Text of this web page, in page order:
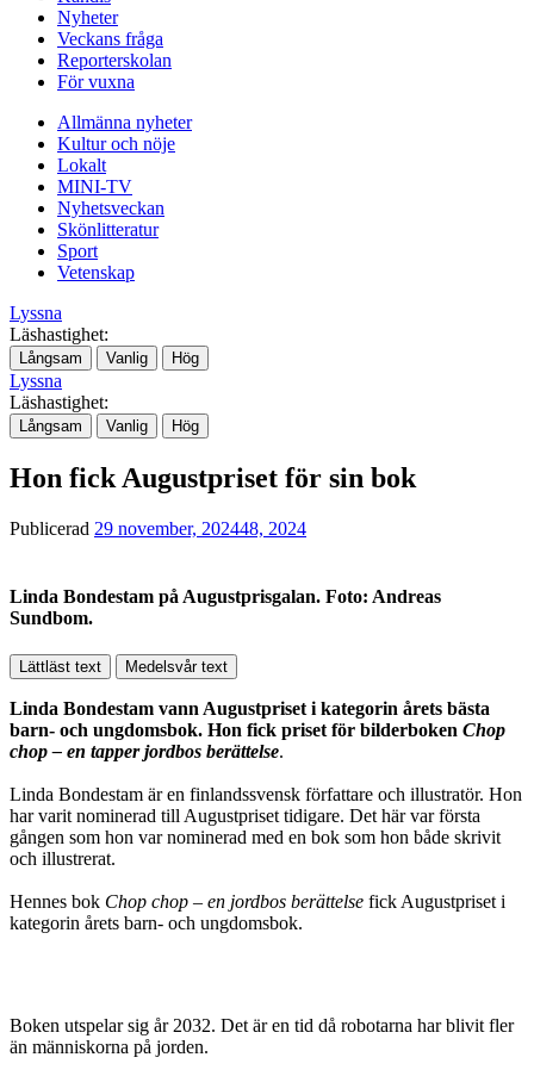
Nyheter
Veckans fråga
Reporterskolan
För vuxna
Allmänna nyheter
Kultur och nöje
Lokalt
MINI-TV
Nyhetsveckan
Skönlitteratur
Sport
Vetenskap
Lyssna
Läshastighet:
Långsam Vanlig Hög
Lyssna
Läshastighet:
Långsam Vanlig Hög
Hon fick Augustpriset för sin bok
Publicerad 29 november, 202448, 2024
Linda Bondestam på Augustprisgalan. Foto: Andreas
Sundbom.
Lättläst text Medelsvår text
Linda Bondestam vann Augustpriset i kategorin årets bästa
barn- och ungdomsbok. Hon fick priset för bilderboken Chop
chop – en tapper jordbos berättelse.
Linda Bondestam är en finlandssvensk författare och illustratör. Hon
har varit nominerad till Augustpriset tidigare. Det här var första
gången som hon var nominerad med en bok som hon både skrivit
och illustrerat.
Hennes bok Chop chop – en jordbos berättelse fick Augustpriset i
kategorin årets barn- och ungdomsbok.
Boken utspelar sig år 2032. Det är en tid då robotarna har blivit fler
än människorna på jorden.